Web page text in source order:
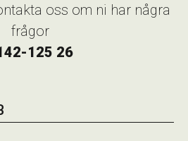
oss om ni har några
frågor
125 26